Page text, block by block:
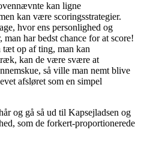
kan ligne
kan være scoringsstrategier.
hvor ens personlighed og
har bedst chance for at score!
tæt op af ting, man kan
kan de være svære at
så ville man nemt blive
afsløret som en simpel
og gå så ud til Kapsejladsen og
som de forkert-proportionerede